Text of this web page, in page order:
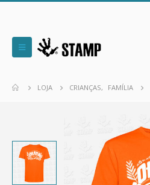
LOJA CRIANÇAS, FAMÍLIA